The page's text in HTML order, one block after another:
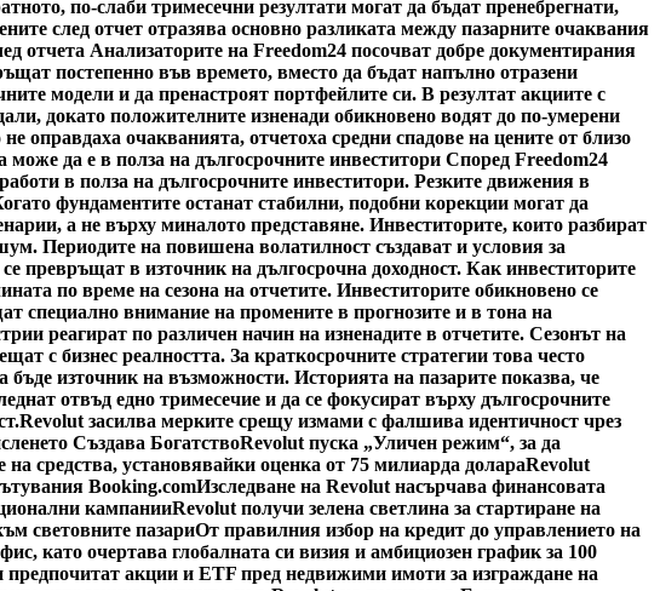
по-слаби тримесечни резултати могат да бъдат пренебрегнати,
след отчет отразява основно разликата между пазарните очаквания
отчета Анализаторите на Freedom24 посочват добре документирания
постепенно във времето, вместо да бъдат напълно отразени
модели и да пренастроят портфейлите си. В резултат акциите с
докато положителните изненади обикновено водят до по-умерени
оправдаха очакванията, отчетоха средни спадове на цените от близо
да е в полза на дългосрочните инвеститори Според Freedom24
в полза на дългосрочните инвеститори. Резките движения в
фундаментите останат стабилни, подобни корекции могат да
а не върху миналото представяне. Инвеститорите, които разбират
Периодите на повишена волатилност създават и условия за
превръщат в източник на дългосрочна доходност. Как инвеститорите
по време на сезона на отчетите. Инвеститорите обикновено се
специално внимание на промените в прогнозите и в тона на
реагират по различен начин на изненадите в отчетите. Сезонът на
с бизнес реалността. За краткосрочните стратегии това често
източник на възможности. Историята на пазарите показва, че
отвъд едно тримесечие и да се фокусират върху дългосрочните
Revolut засилва мерките срещу измами с фалшива идентичност чрез
Създава БогатствоRevolut пуска „Уличен режим“, за да
средства, установявайки оценка от 75 милиарда долараRevolut
Booking.comИзследване на Revolut насърчава финансовата
кампанииRevolut получи зелена светлина за стартиране на
световните пазариОт правилния избор на кредит до управлението на
като очертава глобалната си визия и амбициозен график за 100
акции и ETF пред недвижими имоти за изграждане на